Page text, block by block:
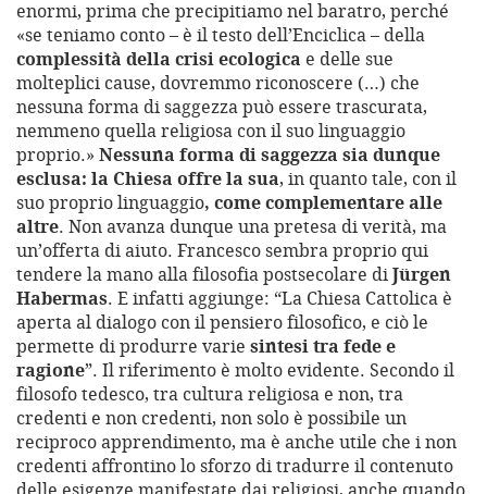
enormi, prima che precipitiamo nel baratro, perché
«se teniamo conto – è il testo dell’Enciclica – della
complessità della crisi ecologica e delle sue
molteplici cause, dovremmo riconoscere (…) che
nessuna forma di saggezza può essere trascurata,
nemmeno quella religiosa con il suo linguaggio
proprio.»Nessuna forma di saggezza sia dunque
esclusa: la Chiesa offre la sua, in quanto tale, con il
suo proprio linguaggio, come complementare alle
altre. Non avanza dunque una pretesa di verità, ma
un’offerta di aiuto. Francesco sembra proprio qui
tendere la mano alla filosofia postsecolare diJürgen
Habermas. E infatti aggiunge: “La Chiesa Cattolica è
aperta al dialogo con il pensiero filosofico, e ciò le
permette di produrre varie sintesi tra fede e
ragione”. Il riferimento è molto evidente. Secondo il
filosofo tedesco, tra cultura religiosa e non, tra
credenti e non credenti, non solo è possibile un
reciproco apprendimento, ma è anche utile che i non
credenti affrontino lo sforzo di tradurre il contenuto